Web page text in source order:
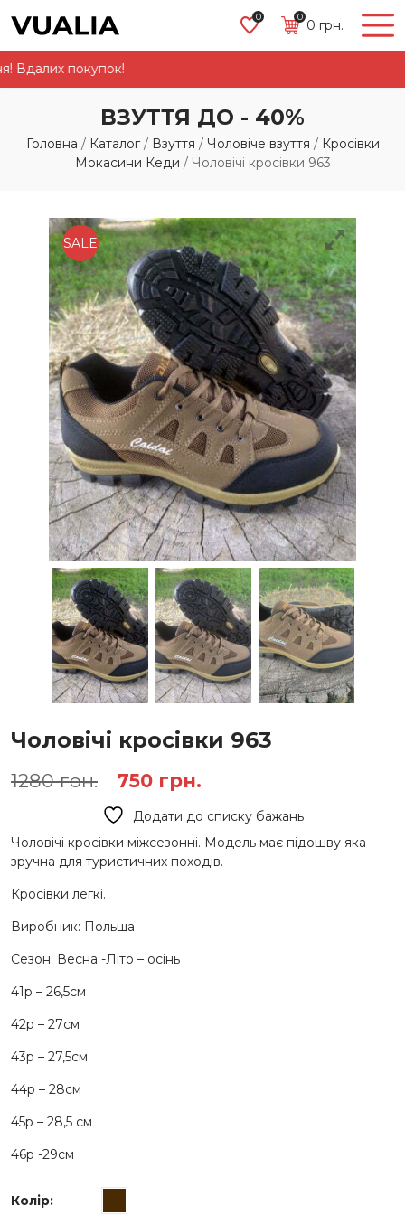
0 0
0 грн.
покупок!
ВЗУТТЯ ДО - 40%
Головна / Каталог / Взуття / Чоловіче взуття / Кросівки
Мокасини Кеди /Чоловічі кросівки 963
SALE
Чоловічі кросівки 963
1280грн.
Оригінальна
ціна:
1280 грн..
750 грн.
ціна:
750 грн..
Додати до списку бажань
Чоловічі кросівки міжсезонні. Модель має підошву яка
зручна для туристичних походів.
Кросівки легкі.
Виробник: Польща
Сезон: Весна -Літо – осінь
41р – 26,5см
42р – 27см
43р – 27,5см
44р – 28см
45р – 28,5 см
46р -29см
Колір: